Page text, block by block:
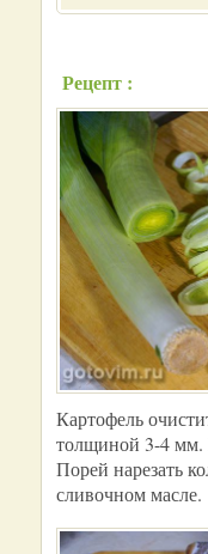
Рецепт :
Картофель
толщиной 3-4 мм.
Порей нарезать
сливочном масле.